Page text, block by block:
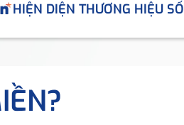
HIỆN DIỆN THƯƠNG HIỆU SỐ